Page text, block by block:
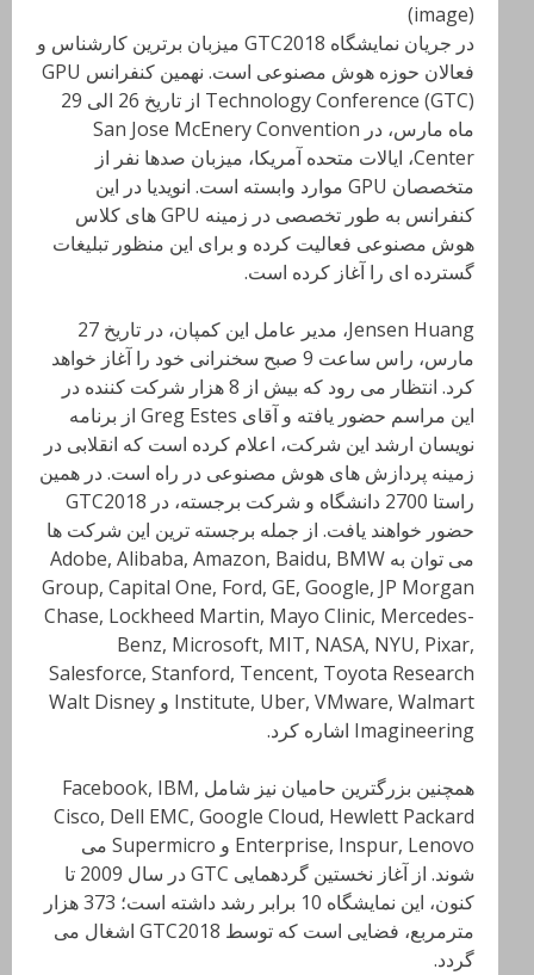
(image)
در جریان نمایشگاه GTC2018 میزبان برترین کارشناس و
فعالان حوزه هوش مصنوعی است. نهمین کنفرانس GPU
Technology Conference (GTC) از تاریخ 26 الی 29
ماه مارس، در San Jose McEnery Convention
Center، ایالات متحده آمریکا، میزبان صدها نفر از
متخصصان GPU موارد وابسته است. انویدیا در این
کنفرانس به طور تخصصی در زمینه GPU های کلاس
هوش مصنوعی فعالیت کرده و برای این منظور تبلیغات
گسترده ای را آغاز کرده است.
Jensen Huang، مدیر عامل این کمپان، در تاریخ 27
مارس، راس ساعت 9 صبح سخنرانی خود را آغاز خواهد
کرد. انتظار می رود که بیش از 8 هزار شرکت کننده در
این مراسم حضور یافته و آقای Greg Estes از برنامه
نویسان ارشد این شرکت، اعلام کرده است که انقلابی در
زمینه پردازش های هوش مصنوعی در راه است. در همین
راستا 2700 دانشگاه و شرکت برجسته، در GTC2018
حضور خواهند یافت. از جمله برجسته ترین این شرکت ها
می توان به Adobe, Alibaba, Amazon, Baidu, BMW
Group, Capital One, Ford, GE, Google, JP Morgan
Chase, Lockheed Martin, Mayo Clinic, Mercedes-
Benz, Microsoft, MIT, NASA, NYU, Pixar,
Salesforce, Stanford, Tencent, Toyota Research
Institute, Uber, VMware, Walmart و Walt Disney
Imagineering اشاره کرد.
همچنین بزرگترین حامیان نیز شامل Facebook, IBM,
Cisco, Dell EMC, Google Cloud, Hewlett Packard
Enterprise, Inspur, Lenovo و Supermicro می
شوند. از آغاز نخستین گردهمایی GTC در سال 2009 تا
کنون، این نمایشگاه 10 برابر رشد داشته است؛ 373 هزار
مترمربع، فضایی است که توسط GTC2018 اشغال می
گردد.